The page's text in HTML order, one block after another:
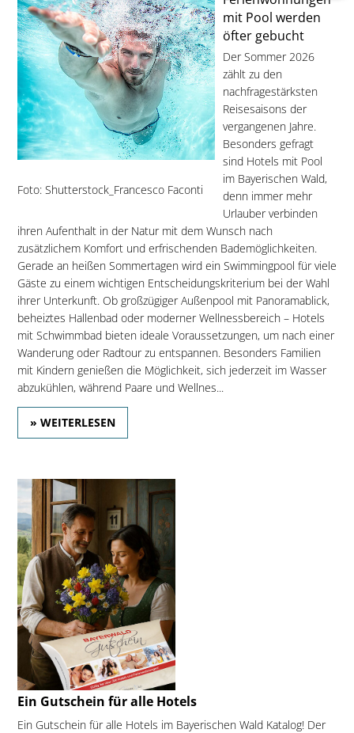
Foto: Shutterstock_Francesco Faconti
mit Pool werden
öfter gebucht
Der Sommer 2026
zählt zu den
nachfragestärksten
Reisesaisons der
vergangenen Jahre.
Besonders gefragt
sind Hotels mit Pool
im Bayerischen Wald,
denn immer mehr
Urlauber verbinden
ihren Aufenthalt in der Natur mit dem Wunsch nach
zusätzlichem Komfort und erfrischenden Bademöglichkeiten.
Gerade an heißen Sommertagen wird ein Swimmingpool für viele
Gäste zu einem wichtigen Entscheidungskriterium bei der Wahl
ihrer Unterkunft. Ob großzügiger Außenpool mit Panoramablick,
beheiztes Hallenbad oder moderner Wellnessbereich – Hotels
mit Schwimmbad bieten ideale Voraussetzungen, um nach einer
Wanderung oder Radtour zu entspannen. Besonders Familien
mit Kindern genießen die Möglichkeit, sich jederzeit im Wasser
abzukühlen, während Paare und Wellnes...
» WEITERLESEN
Ein Gutschein für alle Hotels
Ein Gutschein für alle Hotels im Bayerischen Wald Katalog! Der